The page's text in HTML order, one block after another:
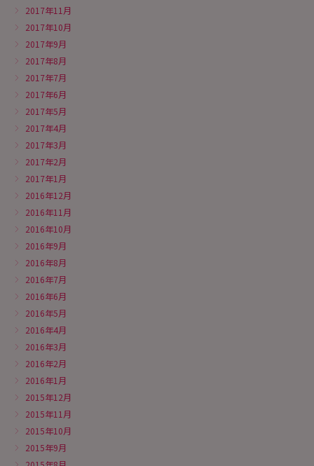
2017年11月
2017年10月
2017年9月
2017年8月
2017年7月
2017年6月
2017年5月
2017年4月
2017年3月
2017年2月
2017年1月
2016年12月
2016年11月
2016年10月
2016年9月
2016年8月
2016年7月
2016年6月
2016年5月
2016年4月
2016年3月
2016年2月
2016年1月
2015年12月
2015年11月
2015年10月
2015年9月